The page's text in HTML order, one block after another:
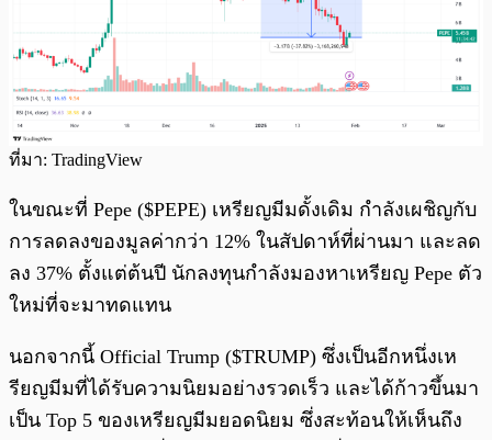
ที่มา: TradingView
ในขณะที่ Pepe ($PEPE) เหรียญมีมดั้งเดิม กำลังเผชิญกับ
การลดลงของมูลค่ากว่า 12% ในสัปดาห์ที่ผ่านมา และลด
ลง 37% ตั้งแต่ต้นปี นักลงทุนกำลังมองหาเหรียญ Pepe ตัว
ใหม่ที่จะมาทดแทน
นอกจากนี้ Official Trump ($TRUMP) ซึ่งเป็นอีกหนึ่งเห
รียญมีมที่ได้รับความนิยมอย่างรวดเร็ว และได้ก้าวขึ้นมา
เป็น Top 5 ของเหรียญมีมยอดนิยม ซึ่งสะท้อนให้เห็นถึง